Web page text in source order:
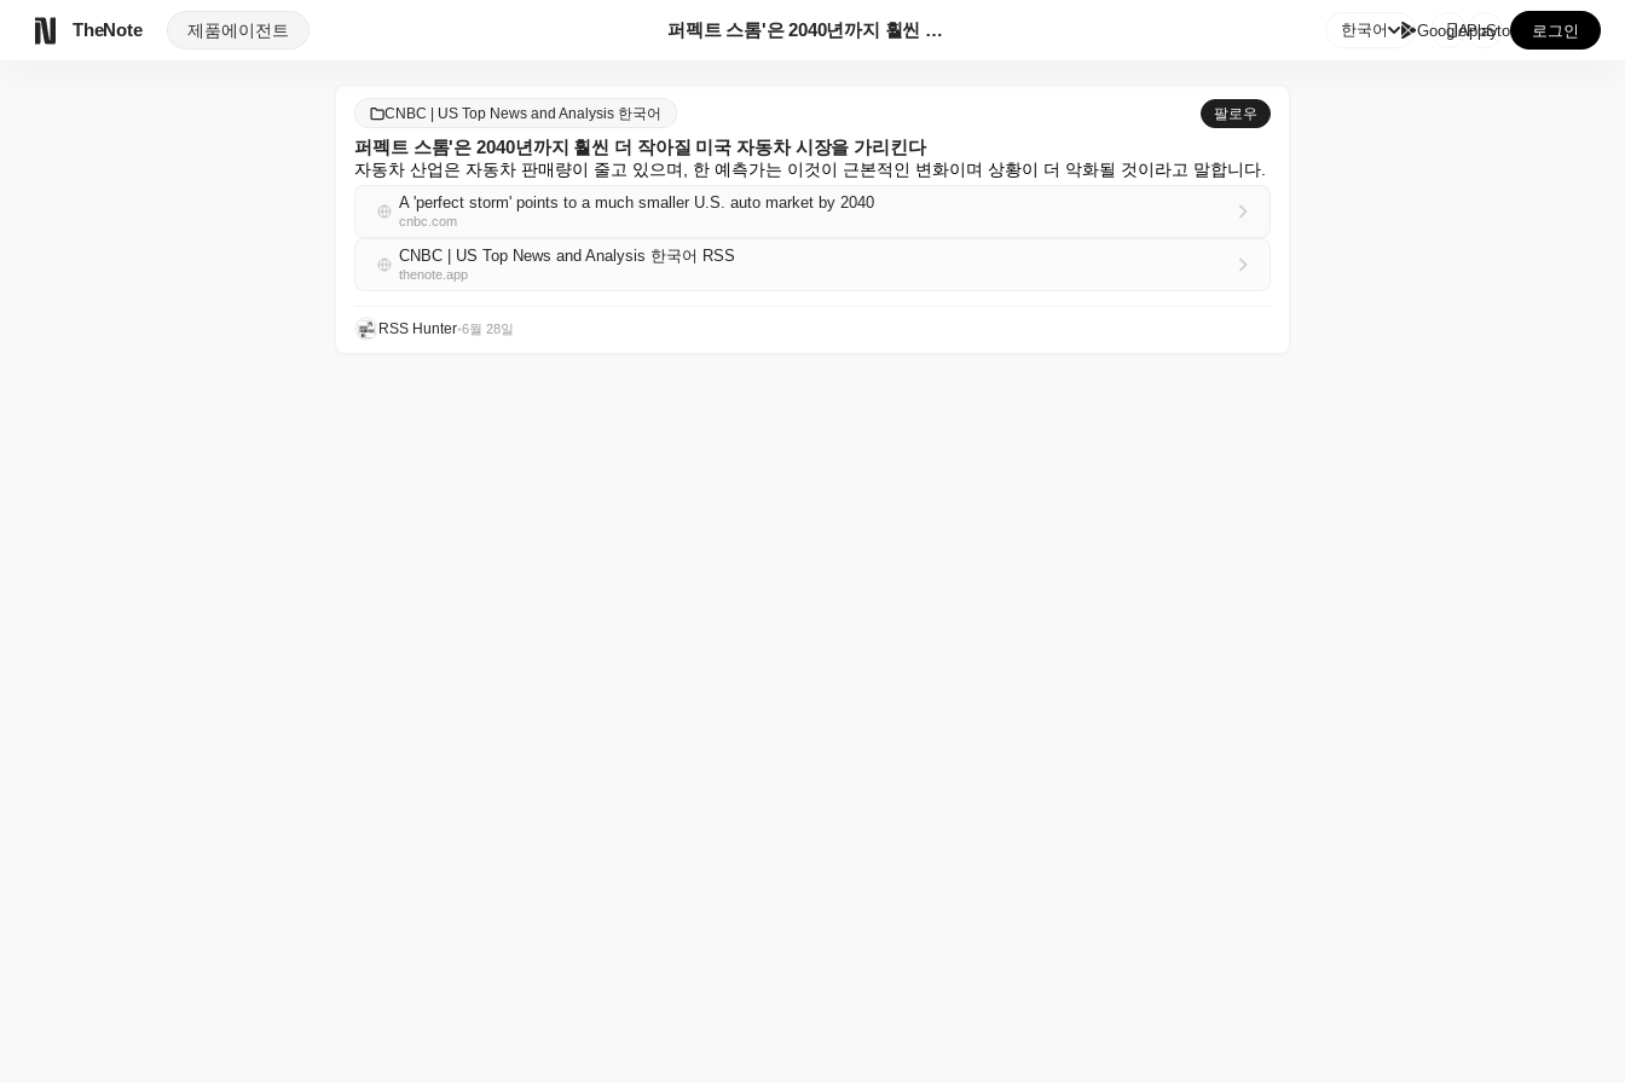
TheNote 제품에이전트 퍼펙트 스톰'은 2040년까지 훨씬 더 작아질 미국 자... 한국어 GooglePlay
AppStore 로그인
CNBC | US Top News and Analysis 한국어 팔로우
퍼펙트 스톰'은 2040년까지 훨씬 더 작아질 미국 자동차 시장을 가리킨다
자동차 산업은 자동차 판매량이 줄고 있으며, 한 예측가는 이것이 근본적인 변화이며 상황이 더 악화될 것이라고 말합니다.
A 'perfect storm' points to a much smaller U.S. auto market by 2040
cnbc.com
CNBC | US Top News and Analysis 한국어 RSS
thenote.app
RSS Hunter•6월 28일